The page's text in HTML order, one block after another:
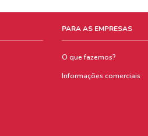
PARA AS EMPRESAS
O que fazemos?
Informações comerciais